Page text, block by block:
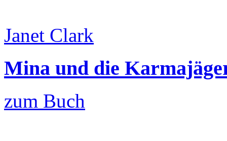
Janet Clark
Mina und die
zum Buch